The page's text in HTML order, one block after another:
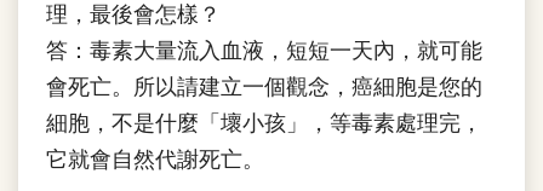
理，最後會怎樣？
答：毒素大量流入血液，短短一天內，就可能
會死亡。所以請建立一個觀念，癌細胞是您的
細胞，不是什麼「壞小孩」，等毒素處理完，
它就會自然代謝死亡。